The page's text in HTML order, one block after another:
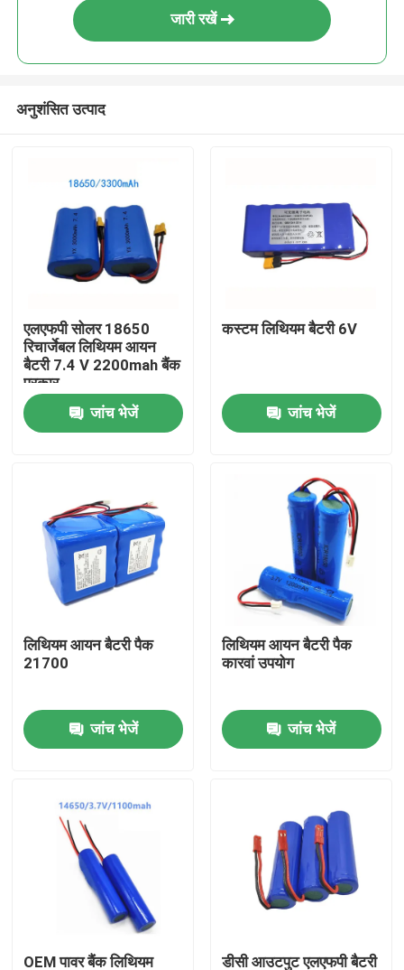
वीडियो
कारखाना भ्रमण
गुणवत्ता नियंत्रण
एक उद्धरण का अनुरोध करें
लिथियम आयन बैटरी सेल
लिथियम आयरन फॉस्फेट बैटरी सेल
जारी रखें
अनुशंसित उत्पाद
एलएफपी सोलर 18650
रिचार्जेबल लिथियम आयन
बैटरी 7.4 V 2200mah बैंक
प्रकार
जांच भेजें
कस्टम लिथियम बैटरी 6V
जांच भेजें
लिथियम आयन बैटरी पैक
21700
जांच भेजें
लिथियम आयन बैटरी पैक
कारवां उपयोग
जांच भेजें
OEM पावर बैंक लिथियम डीसी आउटपुट एलएफपी बैटरी